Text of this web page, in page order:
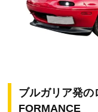
ブルガリア発
FORMANCE